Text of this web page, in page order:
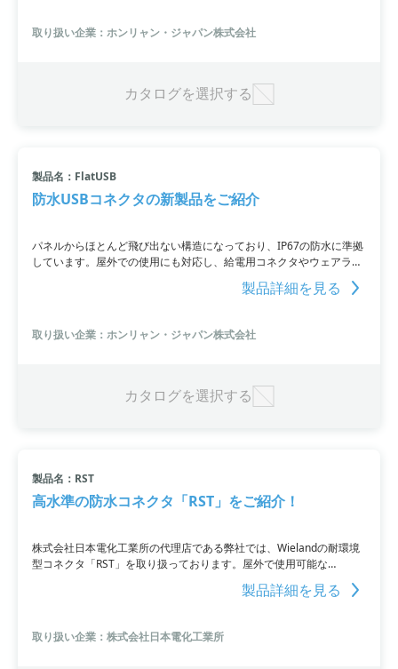
取り扱い企業：ホンリャン・ジャパン株式会社
カタログを選択する
製品名：FlatUSB
防水USBコネクタの新製品をご紹介
パネルからほとんど飛び出ない構造になっており、IP67の防水に準拠
しています。屋外での使用にも対応し、給電用コネクタやウェアラブ
ル関連、工業用パソコン関連など幅広い用途に利用可能です。詳細は
ホンリャンの販売店であるサードカンパニーにお問い合わせくださ
製品詳細を見る
取り扱い企業：ホンリャン・ジャパン株式会社
カタログを選択する
製品名：RST
高水準の防水コネクタ「RST」をご紹介！
株式会社日本電化工業所の代理店である弊社では、Wielandの耐環境
型コネクタ「RST」を取り扱っております。屋外で使用可能な
「RST」は配線が容易で、過酷な環境でも問題なく使用できます。着
脱可能な配線システムにより、改修作業の時間短縮や誤配線の防止が
IP69K）や自動ロック機能など、豊富な特徴を備えています。
製品詳細を見る
取り扱い企業：株式会社日本電化工業所